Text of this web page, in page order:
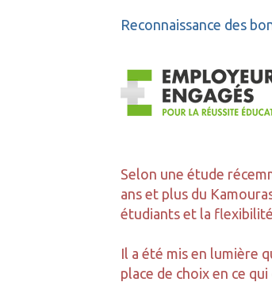
Reconnaissance des
Selon une étude
ans et plus du
étudiants et la
Il a été mis en lumière
place de choix en ce